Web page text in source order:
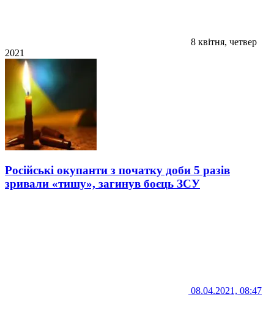
8 квітня, четвер
2021
Російські окупанти з початку доби 5 разів
зривали «тишу», загинув боєць ЗСУ
08.04.2021, 08:47